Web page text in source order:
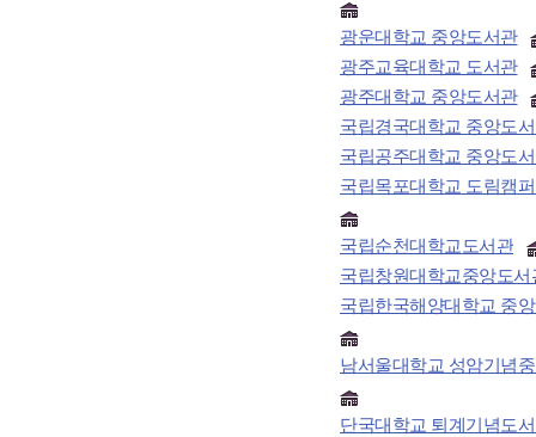
광운대학교 중앙도서관
광주교육대학교 도서관
광주대학교 중앙도서관
국립경국대학교 중앙도
국립공주대학교 중앙도
국립목포대학교 도림캠
국립순천대학교도서관
국립창원대학교중앙도서
국립한국해양대학교 중
남서울대학교 성암기념
단국대학교 퇴계기념도